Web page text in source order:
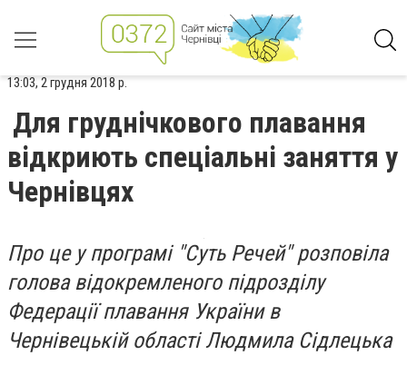
13:03, 2 грудня 2018 р.
Для груднічкового плавання
відкриють спеціальні заняття у
Чернівцях
Про це у програмі "Суть Речей" розповіла
голова відокремленого підрозділу
Федерації плавання України в
Чернівецькій області Людмила Сідлецька